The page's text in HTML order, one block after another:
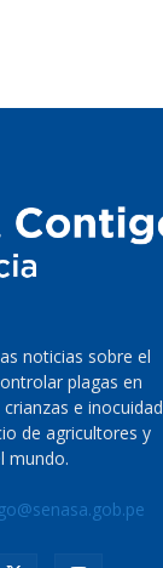
noticias sobre el
plagas en
e inocuidad
de agricultores y
mundo.